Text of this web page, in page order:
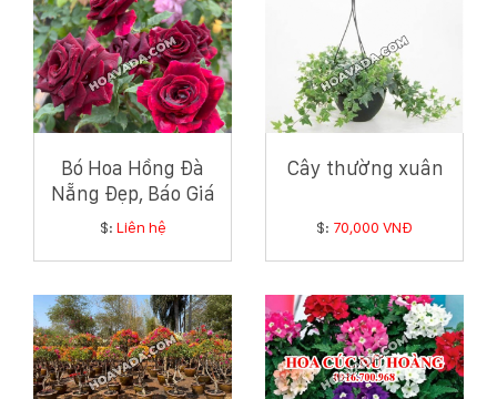
Bó Hoa Hồng Đà
Nẵng Đẹp, Báo Giá
Sỉ Lẻ Tốt Nhất 2025
$: Liên hệ
Cây thường xuân
$: 70,000 VNĐ